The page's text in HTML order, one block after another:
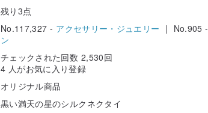
残り3点
No.117,327 - アクセサリー・ジュエリー | No.905 -
ン
チェックされた回数 2,530回
4 人がお気に入り登録
オリジナル商品
黒い満天の星のシルクネクタイ